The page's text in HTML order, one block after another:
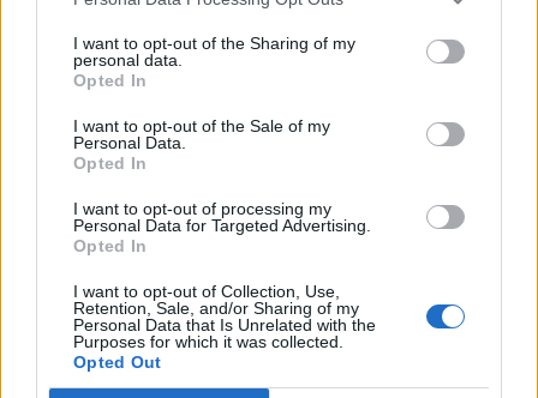
I want to opt-out of the Sharing of my
personal data.
Opted In
I want to opt-out of the Sale of my
Personal Data.
Opted In
I want to opt-out of processing my
Personal Data for Targeted Advertising.
Opted In
I want to opt-out of Collection, Use,
Retention, Sale, and/or Sharing of my
Personal Data that Is Unrelated with the
Purposes for which it was collected.
Opted Out